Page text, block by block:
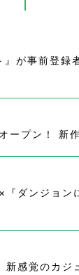
』が事前登
ープン！ 新
『ダンジョ
新感覚のカ